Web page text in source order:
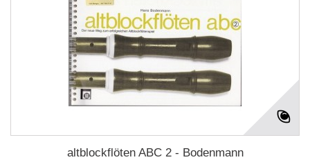
altblockflöten ABC 2 - Bodenmann